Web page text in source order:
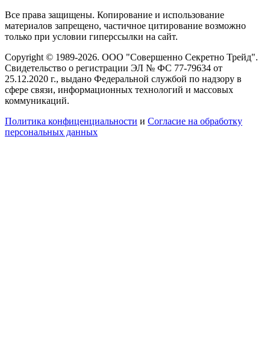
Все права защищены. Копирование и использование
материалов запрещено, частичное цитирование возможно
только при условии гиперссылки на сайт.
Copyright © 1989-2026. ООО "Совершенно Секретно Трейд".
Свидетельство о регистрации ЭЛ № ФС 77-79634 от
25.12.2020 г., выдано Федеральной службой по надзору в
сфере связи, информационных технологий и массовых
коммуникаций.
Политика конфиценциальности и Согласие на обработку
персональных данных